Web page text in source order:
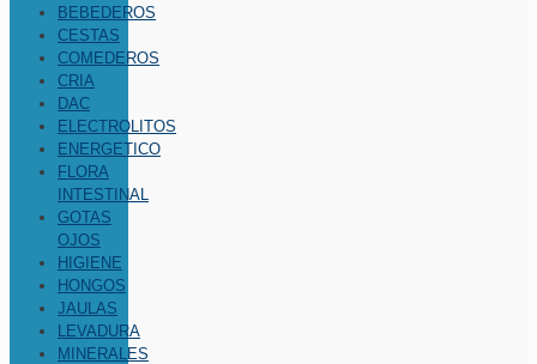
BEBEDEROS
CESTAS
COMEDEROS
CRIA
DAC
ELECTROLITOS
ENERGETICO
FLORA
INTESTINAL
GOTAS
OJOS
HIGIENE
HONGOS
JAULAS
LEVADURA
MINERALES